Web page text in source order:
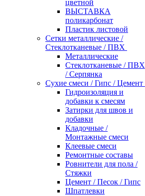
цветной
ВЫСТАВКА
поликарбонат
Пластик листовой
Сетки металлические /
Стеклотканевые / ПВХ
Металлические
Стеклотканевые / ПВХ
/ Серпянка
Сухие смеси / Гипс / Цемент
Гидроизоляция и
добавки к смесям
Затирки для швов и
добавки
Кладочные /
Монтажные смеси
Клеевые смеси
Ремонтные составы
Ровнители для пола /
Стяжки
Цемент / Песок / Гипс
Шпатлевки